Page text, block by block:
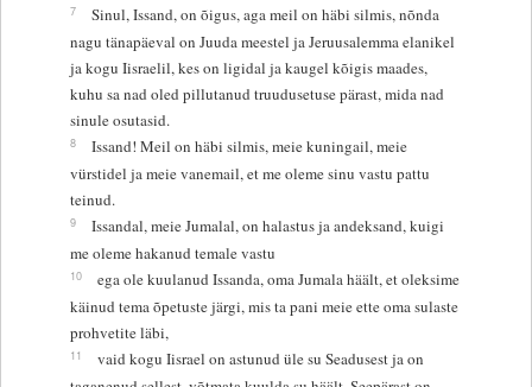
7
Sinul, Issand, on õigus, aga meil on häbi silmis, nõnda
nagu tänapäeval on Juuda meestel ja Jeruusalemma elanikel
ja kogu Iisraelil, kes on ligidal ja kaugel kõigis maades,
kuhu sa nad oled pillutanud truudusetuse pärast, mida nad
sinule osutasid.
8
Issand! Meil on häbi silmis, meie kuningail, meie
vürstidel ja meie vanemail, et me oleme sinu vastu pattu
teinud.
9
Issandal, meie Jumalal, on halastus ja andeksand, kuigi
me oleme hakanud temale vastu
10
ega ole kuulanud Issanda, oma Jumala häält, et oleksime
käinud tema õpetuste järgi, mis ta pani meie ette oma sulaste
prohvetite läbi,
11
vaid kogu Iisrael on astunud üle su Seadusest ja on